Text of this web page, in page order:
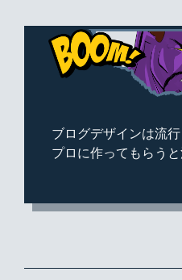
ブログデザインは流
プロに作ってもらう